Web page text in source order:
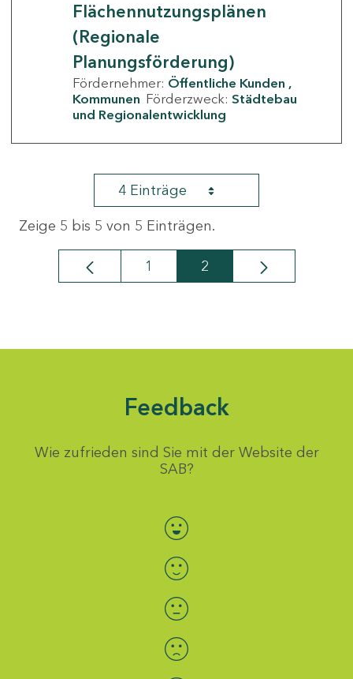
Flächennutzungsplänen
(Regionale
Planungsförderung)
Fördernehmer: Öffentliche Kunden
Kommunen Förderzweck: Städtebau
und Regionalentwicklung
4 Einträge
Zeige 5 bis 5 von 5 Einträgen.
Seite
1 Seite
2
Feedback
Wie zufrieden sind Sie mit der Website der
SAB?
Bewertung auswählen